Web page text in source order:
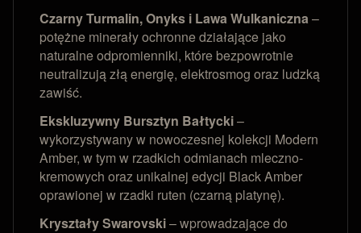
Czarny Turmalin, Onyks i Lawa Wulkaniczna–
potężne minerały ochronne działające jako
naturalne odpromienniki, które bezpowrotnie
neutralizują złą energię, elektrosmog oraz ludzką
zawiść.
Ekskluzywny Bursztyn Bałtycki–
wykorzystywany w nowoczesnej kolekcji Modern
Amber, w tym w rzadkich odmianach mleczno-
kremowych oraz unikalnej edycji Black Amber
oprawionej w rzadki ruten (czarną platynę).
Kryształy Swarovski– wprowadzające do